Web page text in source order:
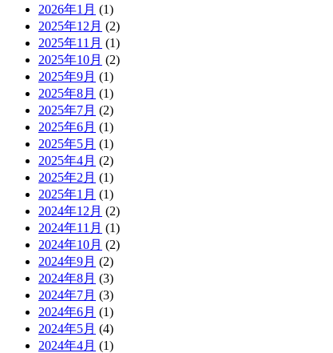
2026年1月 (1)
2025年12月 (2)
2025年11月 (1)
2025年10月 (2)
2025年9月 (1)
2025年8月 (1)
2025年7月 (2)
2025年6月 (1)
2025年5月 (1)
2025年4月 (2)
2025年2月 (1)
2025年1月 (1)
2024年12月 (2)
2024年11月 (1)
2024年10月 (2)
2024年9月 (2)
2024年8月 (3)
2024年7月 (3)
2024年6月 (1)
2024年5月 (4)
2024年4月 (1)